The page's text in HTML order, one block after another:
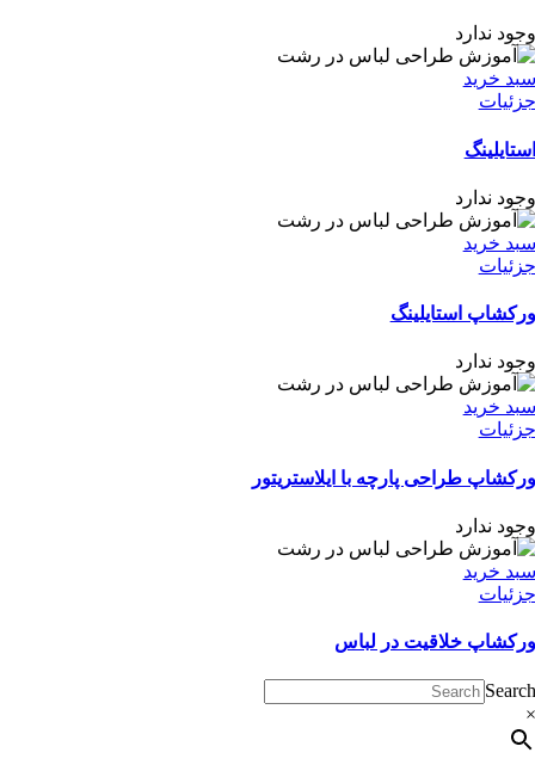
وجود ندارد
سبد خرید
جزئیات
استایلینگ
وجود ندارد
سبد خرید
جزئیات
ورکشاپ استایلینگ
وجود ندارد
سبد خرید
جزئیات
ورکشاپ طراحی پارچه با ایلاستریتور
وجود ندارد
سبد خرید
جزئیات
ورکشاپ خلاقیت در لباس
Search
×